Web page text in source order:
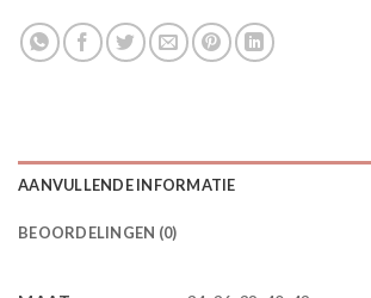
AANVULLENDE INFORMATIE
BEOORDELINGEN (0)